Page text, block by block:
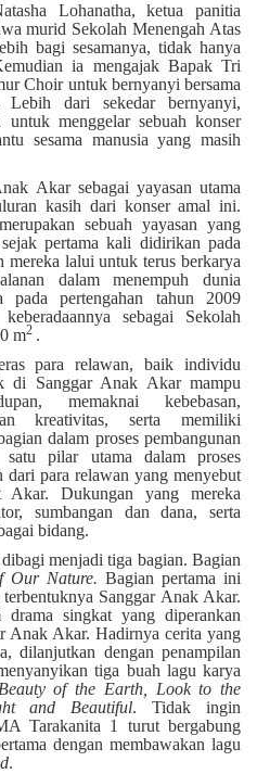
Lohanatha, ketua panitia
murid Sekolah Menengah Atas
bagi sesamanya, tidak hanya
ia mengajak Bapak Tri
Choir untuk bernyanyi bersama
dari sekedar bernyanyi,
untuk menggelar sebuah konser
sesama manusia yang masih
Akar sebagai yayasan utama
kasih dari konser amal ini.
sebuah yayasan yang
pertama kali didirikan pada
mereka lalui untuk terus berkarya
dalam menempuh dunia
pada pertengahan tahun 2009
sebagai Sekolah
m2 .
para relawan, baik individu
di Sanggar Anak Akar mampu
memaknai kebebasan,
kreativitas, serta memiliki
dalam proses pembangunan
pilar utama dalam proses
dari para relawan yang menyebut
Akar. Dukungan yang mereka
sumbangan dan dana, serta
bidang.
menjadi tiga bagian. Bagian
Our Nature. Bagian pertama ini
Sanggar Anak Akar.
singkat yang diperankan
Anak Akar. Hadirnya cerita yang
dilanjutkan dengan penampilan
tiga buah lagu karya
of the Earth, Look to the
and Beautiful. Tidak ingin
Tarakanita 1 turut bergabung
dengan membawakan lagu
.